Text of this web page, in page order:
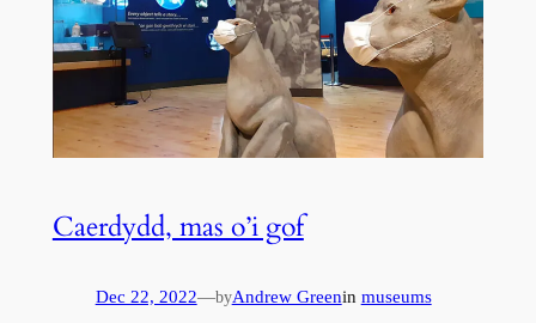
Caerdydd, mas o’i gof
Dec 22, 2022—byAndrew Greenin museums